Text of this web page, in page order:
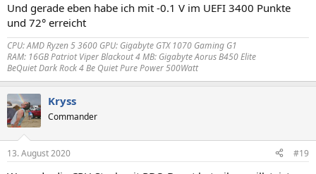
Und gerade eben habe ich mit -0.1 V im UEFI 3400 Punkte
und 72° erreicht
CPU: AMD Ryzen 5 3600 GPU: Gigabyte GTX 1070 Gaming G1
RAM: 16GB Patriot Viper Blackout 4 MB: Gigabyte Aorus B450 Elite
BeQuiet Dark Rock 4 Be Quiet Pure Power 500Watt
Kryss
Commander
13. August 2020 #19